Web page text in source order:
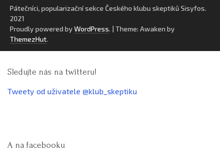
Pátečníci, popularizační sekce Českého klubu skeptiků Sisyfos.
2021
Proudly powered by WordPress. | Theme: Awaken by
ThemezHut.
Sledujte nás na twitteru!
Tweety od uživatele @klub_skeptiku
A na facebooku